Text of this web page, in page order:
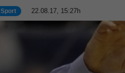
Sport 22.08.17, 15:27h